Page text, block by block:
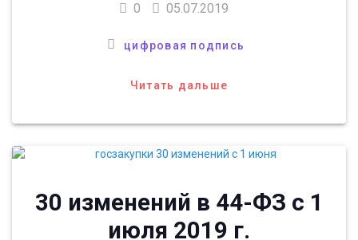
0 05.07.2019
цифровая подпись
Читать дальше
30 изменений в 44-ФЗ с 1
июля 2019 г.